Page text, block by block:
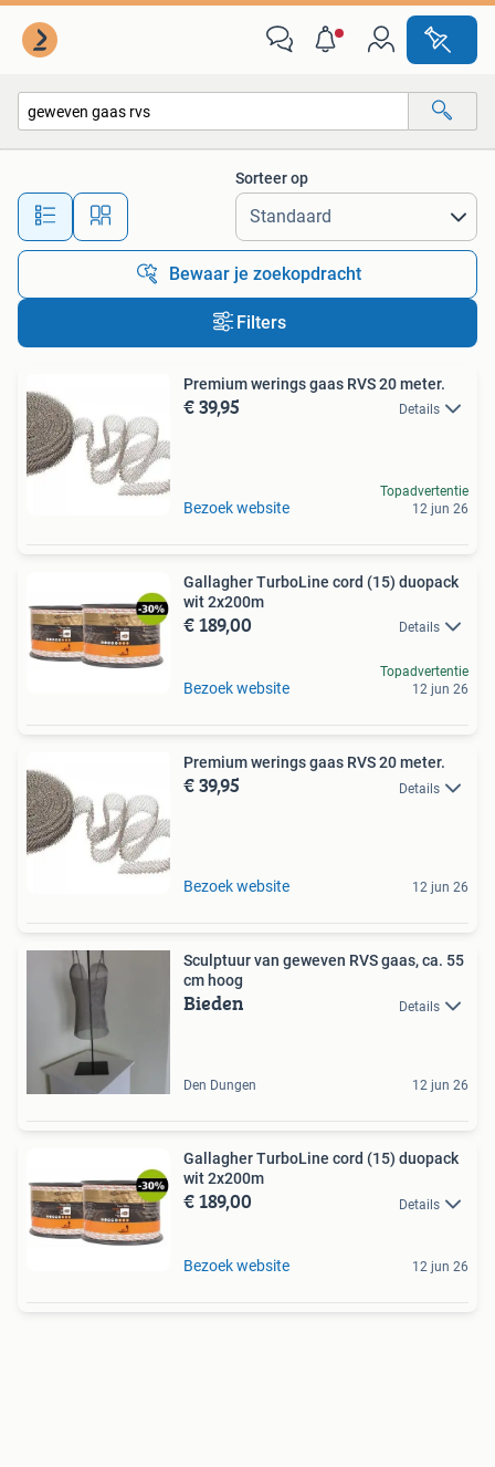
Alle afstanden…
Sorteer op
Bewaar je zoekopdracht
Filters
Premium werings gaas RVS 20 meter.
€ 39,95 Details
Bezoek website
Topadvertentie
12 jun 26
Gallagher TurboLine cord (15) duopack
wit 2x200m
€ 189,00 Details
Bezoek website
Topadvertentie
12 jun 26
Premium werings gaas RVS 20 meter.
€ 39,95 Details
Bezoek website 12 jun 26
Sculptuur van geweven RVS gaas, ca. 55
cm hoog
Bieden Details
Den Dungen 12 jun 26
Gallagher TurboLine cord (15) duopack
wit 2x200m
€ 189,00 Details
Bezoek website 12 jun 26